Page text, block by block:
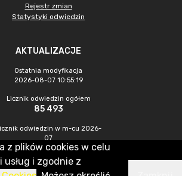
Rejestr zmian
Statystyki odwiedzin
AKTUALIZACJE
Ostatnia modyfikacja
2026-08-07 10:55:19
Licznik odwiedzin ogółem
85 493
odwiedzin w m-cu 2026-
07
260
z plików cookies w celu
usług i zgodnie z